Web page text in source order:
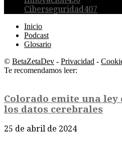
Ciberseguridad407
Inicio
Podcast
Glosario
© BetaZetaDev - Privacidad -
Te recomendamos leer:
Colorado emite una ley
los datos cerebrales
25 de abril de 2024